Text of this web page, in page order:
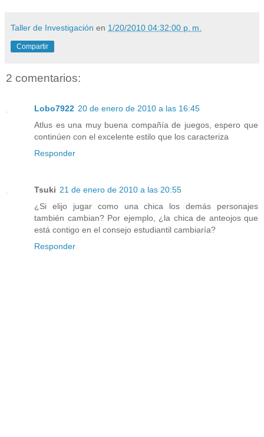
Taller de Investigación en 1/20/2010 04:32:00 p. m.
Compartir
2 comentarios:
Lobo7922 20 de enero de 2010 a las 16:45
Atlus es una muy buena compañía de juegos, espero que
continúen con el excelente estilo que los caracteriza
Responder
Tsuki 21 de enero de 2010 a las 20:55
¿Si elijo jugar como una chica los demás personajes
también cambian? Por ejemplo, ¿la chica de anteojos que
está contigo en el consejo estudiantil cambiaría?
Responder